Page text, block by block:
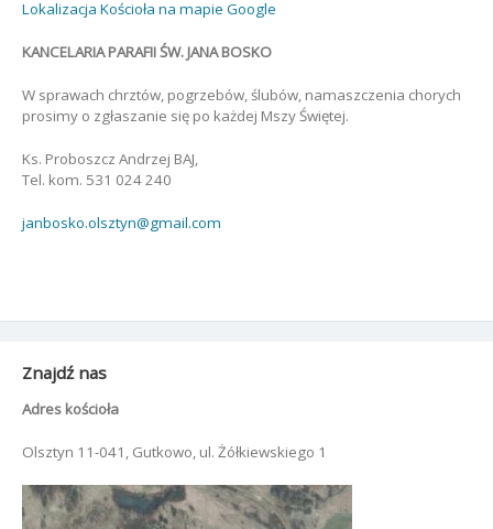
Lokalizacja Kościoła na mapie Google
KANCELARIA PARAFII ŚW. JANA BOSKO
W sprawach chrztów, pogrzebów, ślubów, namaszczenia chorych
prosimy o zgłaszanie się po każdej Mszy Świętej.
Ks. Proboszcz Andrzej BAJ,
Tel. kom. 531 024 240
janbosko.olsztyn@gmail.com
Znajdź nas
Adres kościoła
Olsztyn 11-041, Gutkowo, ul. Żółkiewskiego 1